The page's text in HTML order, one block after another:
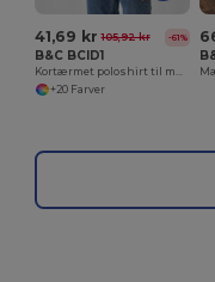
41,69 kr 105,92 kr -61%
B&C BCID1
Kortærmet poloshirt til mænd
+20 Farver